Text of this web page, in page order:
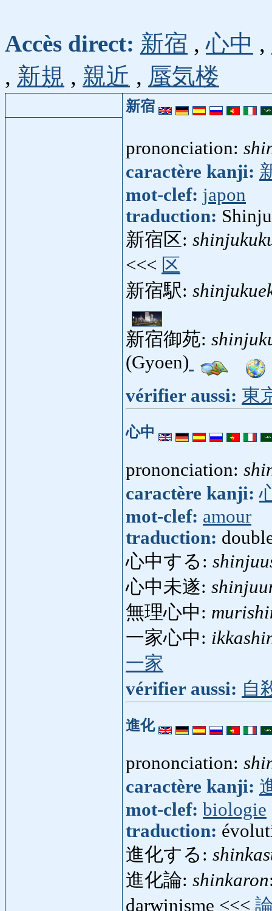
Accès direct: 新宿 ,心中 ,
, 新規 , 親近 , 蜃気楼
新宿
prononciation:
caractère kanji:
mot-clef: japon
traduction:
新宿区:
<<< 区
新宿駅:
新宿御苑:
(Gyoen)
vérifier aussi: 東
心中
prononciation:
caractère kanji:
mot-clef: amour
traduction:
心中する:
心中未遂:
無理心中:
一家心中:
一家
vérifier aussi: 自
進化
prononciation:
caractère kanji:
mot-clef: biologie
traduction:
進化する:
進化論: shinkaron
darwinisme <<<